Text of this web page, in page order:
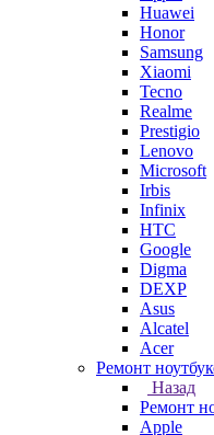
Huawei
Honor
Samsung
Xiaomi
Tecno
Realme
Prestigio
Lenovo
Microsoft
Irbis
Infinix
HTC
Google
Digma
DEXP
Asus
Alcatel
Acer
Ремонт
Назад
Ремонт
Apple